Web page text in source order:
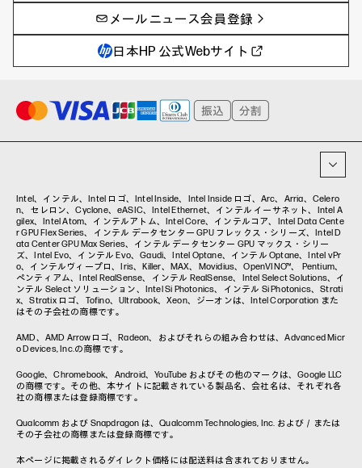
サイバーセキュリティ
教育とテクノロジー
ハイブリッドワーク
プリンター
AI PC
AIワークステーション
Poly
WXP（DEXツール）
タグ一覧
メールニュース会員登録
日本HP 公式Webサイト
Intel、インテル、Intel ロゴ、Intel Inside、Intel Inside ロゴ、Arc、Arria、Celero
n、セレロン、Cyclone、eASIC、Intel Ethernet、インテル イーサネット、Intel A
gilex、Intel Atom、インテルアトム、Intel Core、インテルコア、Intel Data Cente
r GPU Flex Series、インテル データセンター GPU フレックス・シリーズ、Intel D
ata Center GPU Max Series、インテル データセンター GPU マックス・シリー
ズ、Intel Evo、インテル Evo、Gaudi、Intel Optane、インテル Optane、Intel vPr
o、インテルヴィープロ、Iris、Killer、MAX、Movidius、OpenVINO™、 Pentium、
ペンティアム、Intel RealSense、インテル RealSense、Intel Select Solutions、イ
ンテル Select ソリューション、Intel Si Photonics、インテル Si Photonics、Strati
x、Stratix ロゴ、Tofino、Ultrabook、Xeon、ジーオンは、Intel Corporation また
はその子会社の商標です。
AMD、AMD Arrowロゴ、Radeon、およびそれらの組み合わせは、Advanced Micr
o Devices, Inc.の商標です。
Google、Chromebook、Android、YouTube およびその他のマークは、Google LLC
の商標です。その他、本サイトに記載されている製品名、会社名は、それぞれ各
社の商標または登録商標です。
Qualcomm および Snapdragon は、Qualcomm Technologies, Inc. および／または
その子会社の商標または登録商標です。
本ページに掲載されるダイレクト価格には配送料は含まれておりません。